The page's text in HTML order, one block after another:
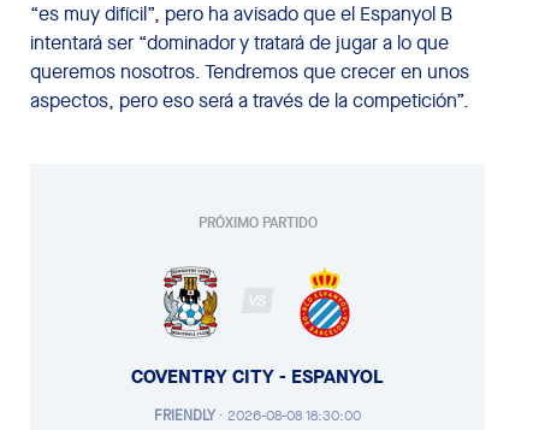
“es muy difícil”, pero ha avisado que el Espanyol B
intentará ser “dominador y tratará de jugar a lo que
queremos nosotros. Tendremos que crecer en unos
aspectos, pero eso será a través de la competición”.
PRÓXIMO PARTIDO
VS
COVENTRY CITY - ESPANYOL
FRIENDLY· 2026-08-08 18:30:00